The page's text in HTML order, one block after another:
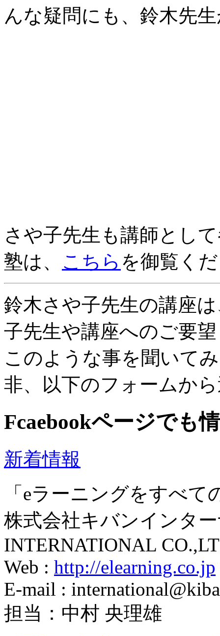
んな疑問にも、鈴木先
さや子先生も講師とし
塾は、 こちら を御覧く
鈴木さや子先生の講座
子先生や講座へのご要
このような事を聞いて
非、以下のフォームか
Fcaebookページでも
新着情報
「eラーニングをすべて
株式会社キバンインタ
INTERNATIONAL
Web : http://elearning.co.jp
E-mail :
担当：中村 央理雄